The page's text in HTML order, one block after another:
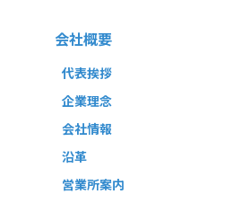
会社概要
代表挨拶
企業理念
会社情報
沿革
営業所案内